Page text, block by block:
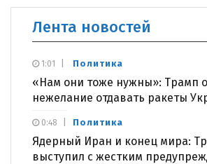
Лента новостей
Политика
«Нам они тоже нужны»: Трамп
нежелание отдавать ракеты
1:01
Политика
Ядерный Иран и конец мира:
выступил с жестким
0:48